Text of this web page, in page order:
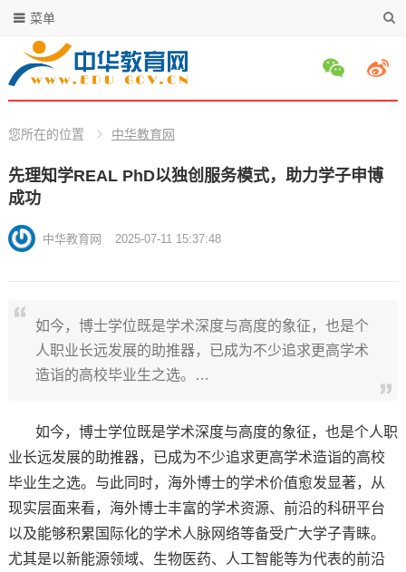
菜单
您所在的位置 中华教育网
先理知学REAL PhD以独创服务模式，助力学子申博
成功
中华教育网 2025-07-11 15:37:48
如今，博士学位既是学术深度与高度的象征，也是个
人职业长远发展的助推器，已成为不少追求更高学术
造诣的高校毕业生之选。…
如今，博士学位既是学术深度与高度的象征，也是个人职
业长远发展的助推器，已成为不少追求更高学术造诣的高校
毕业生之选。与此同时，海外博士的学术价值愈发显著，从
现实层面来看，海外博士丰富的学术资源、前沿的科研平台
以及能够积累国际化的学术人脉网络等备受广大学子青睐。
尤其是以新能源领域、生物医药、人工智能等为代表的前沿